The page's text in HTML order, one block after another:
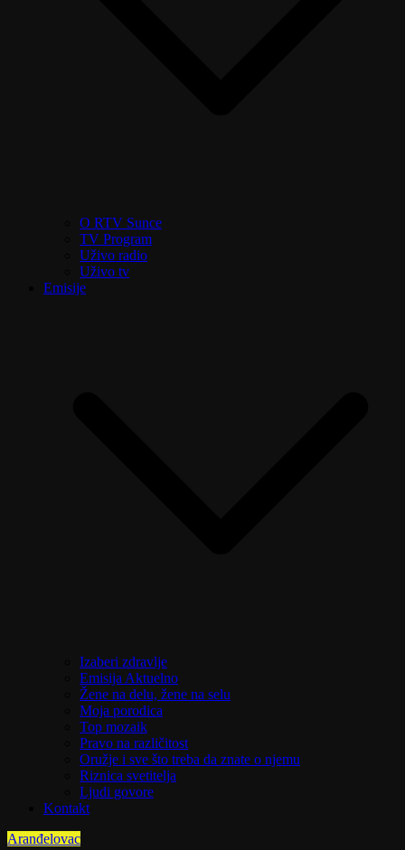
O RTV Sunce
TV Program
Uživo radio
Uživo tv
Emisije
Izaberi zdravlje
Emisija Aktuelno
Žene na delu, žene na selu
Moja porodica
Top mozaik
Pravo na različitost
Oružje i sve što treba da znate o njemu
Riznica svetitelja
Ljudi govore
Kontakt
Aranđelovac